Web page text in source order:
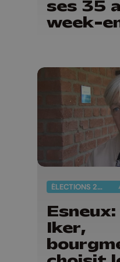
ses 35
week-
ÉLECTIONS 2024
Iker,